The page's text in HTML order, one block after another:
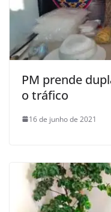
PM prende
o tráfico
16 de junho de 2021